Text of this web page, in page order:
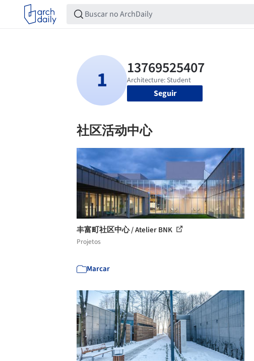
Seguir
社区活动中心
丰富町社区中心 / Atelier BNK
Projetos
Marcar